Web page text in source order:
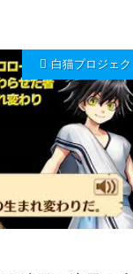
白猫プロジェク